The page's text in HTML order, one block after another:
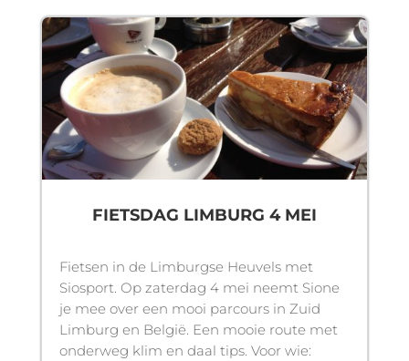
FIETSDAG LIMBURG 4 MEI
Fietsen in de Limburgse Heuvels met
Siosport. Op zaterdag 4 mei neemt Sione
je mee over een mooi parcours in Zuid
Limburg en België. Een mooie route met
onderweg klim en daal tips. Voor wie: